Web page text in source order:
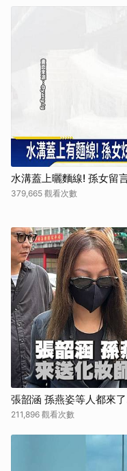
水溝蓋上曬麵線! 孫女留
379,665 觀看次數
張韶涵 孫燕姿等人都來
211,896 觀看次數